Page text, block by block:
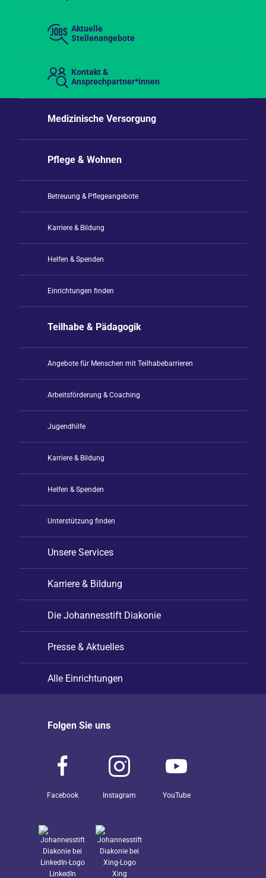
Aktuelle
Stellenangebote
Kontakt &
Ansprechpartner*innen
Medizinische Versorgung
Pflege & Wohnen
Betreuung & Pflegeangebote
Karriere & Bildung
Helfen & Spenden
Einrichtungen finden
Teilhabe & Pädagogik
Angebote für Menschen mit Teilhabebarrieren
Arbeitsförderung & Coaching
Jugendhilfe
Karriere & Bildung
Helfen & Spenden
Unterstützung finden
Unsere Services
Karriere & Bildung
Die Johannesstift Diakonie
Presse & Aktuelles
Alle Einrichtungen
Folgen Sie uns
Facebook Instagram YouTube
LinkedIn Xing